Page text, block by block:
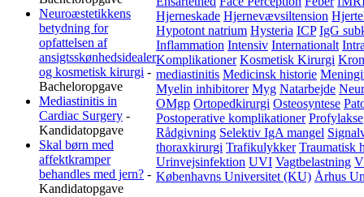
Neuroæstetikkens
betydning for
opfattelsen af
ansigtsskønhedsidealer
og kosmetisk kirurgi -
Bacheloropgave
Mediastinitis in
Cardiac Surgery -
Kandidatopgave
Skal børn med
affektkramper
behandles med jern? -
Kandidatopgave
Hjerneskade Hjernevævsiltension
Hypotont natrium Hysteria ICP IgG
Inflammation Intensiv Internationalt
Komplikationer Kosmetisk Kirurgi
mediastinitis Medicinsk historie
Myelin inhibitorer Myg Natarbejde
OMgp Ortopedkirurgi Osteosyntese
Postoperative komplikationer Profylakse
Rådgivning Selektiv IgA mangel
thoraxkirurgi Trafikulykker Traumatisk
Urinvejsinfektion UVI Vagtbelastning
Københavns Universitet (KU) Århus